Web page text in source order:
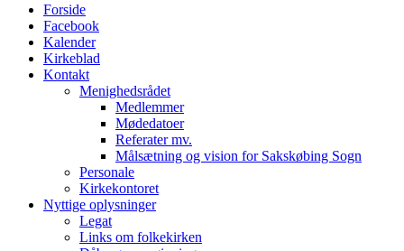
Menu
Forside
Facebook
Kalender
Kirkeblad
Kontakt
Menighedsrådet
Medlemmer
Mødedatoer
Referater mv.
Målsætning og vision for Sakskøbing Sogn
Personale
Kirkekontoret
Nyttige oplysninger
Legat
Links om folkekirken